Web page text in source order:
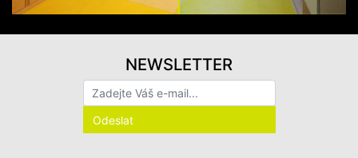
NEWSLETTER